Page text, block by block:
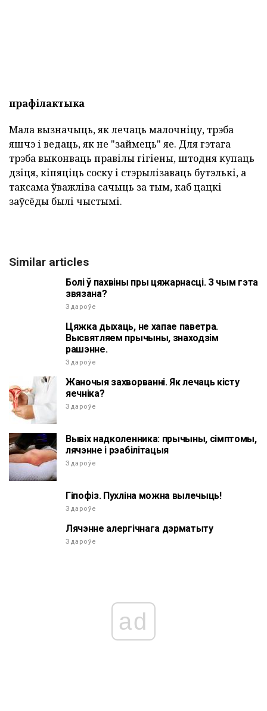
прафілактыка
Мала вызначыць, як лечаць малочніцу, трэба
яшчэ і ведаць, як не "займець" яе. Для гэтага
трэба выконваць правілы гігіены, штодня купаць
дзіця, кіпяціць соску і стэрылізаваць бутэлькі, а
таксама ўважліва сачыць за тым, каб цацкі
заўсёды былі чыстымі.
Similar articles
Болі ў пахвіны пры цяжарнасці. З чым гэта
звязана?
Здароўе
Цяжка дыхаць, не хапае паветра.
Высвятляем прычыны, знаходзім
рашэнне.
Здароўе
Жаночыя захворванні. Як лечаць кісту
яечніка?
Здароўе
Вывіх надколенника: прычыны, сімптомы,
лячэнне і рэабілітацыя
Здароўе
Гіпофіз. Пухліна можна вылечыць!
Здароўе
Лячэнне алергічнага дэрматыту
Здароўе
ad